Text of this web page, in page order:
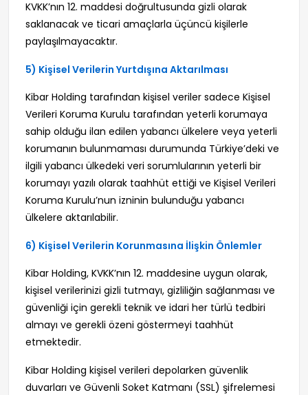
KVKK’nın 12. maddesi doğrultusunda gizli olarak
saklanacak ve ticari amaçlarla üçüncü kişilerle
paylaşılmayacaktır.
5) Kişisel Verilerin Yurtdışına Aktarılması
Kibar Holding tarafından kişisel veriler sadece Kişisel
Verileri Koruma Kurulu tarafından yeterli korumaya
sahip olduğu ilan edilen yabancı ülkelere veya yeterli
korumanın bulunmaması durumunda Türkiye’deki ve
ilgili yabancı ülkedeki veri sorumlularının yeterli bir
korumayı yazılı olarak taahhüt ettiği ve Kişisel Verileri
Koruma Kurulu’nun izninin bulunduğu yabancı
ülkelere aktarılabilir.
6) Kişisel Verilerin Korunmasına İlişkin Önlemler
Kibar Holding, KVKK’nın 12. maddesine uygun olarak,
kişisel verilerinizi gizli tutmayı, gizliliğin sağlanması ve
güvenliği için gerekli teknik ve idari her türlü tedbiri
almayı ve gerekli özeni göstermeyi taahhüt
etmektedir.
Kibar Holding kişisel verileri depolarken güvenlik
duvarları ve Güvenli Soket Katmanı (SSL) şifrelemesi